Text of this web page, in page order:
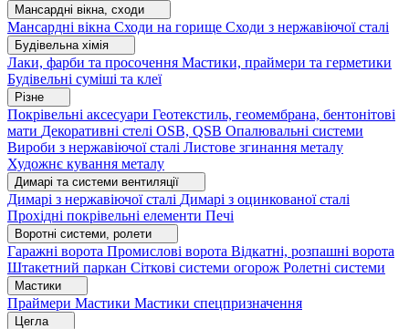
Мансардні вікна, сходи
Мансардні вікна Сходи на горище Сходи з нержавіючої сталі
Будівельна хімія
Лаки, фарби та просочення Мастики, праймери та герметики
Будівельні суміші та клеї
Різне
Покрівельні аксесуари Геотекстиль, геомембрана, бентонітові
мати Декоративні стелі OSB, QSB Опалювальні системи
Вироби з нержавіючої сталі Листове згинання металу
Художнє кування металу
Димарі та системи вентиляції
Димарі з нержавіючої сталі Димарі з оцинкованої сталі
Прохідні покрівельні елементи Печі
Воротні системи, ролети
Гаражні ворота Промислові ворота Відкатні, розпашні ворота
Штакетний паркан Сіткові системи огорож Ролетні системи
Мастики
Праймери Мастики Мастики спецпризначення
Цегла